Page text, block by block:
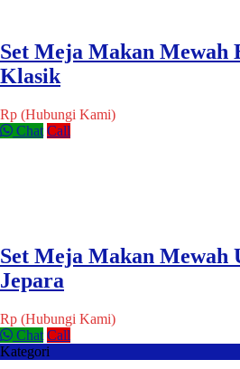
Set Meja Makan Mewah
Klasik
Rp (Hubungi Kami)
Chat Call
Set Meja Makan
Jepara
Rp (Hubungi Kami)
Chat Call
Kategori